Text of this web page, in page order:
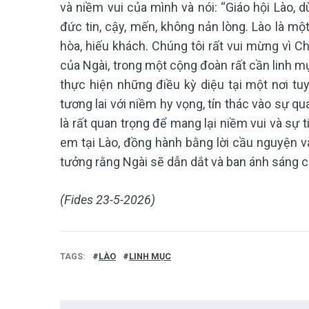
và niềm vui của mình và nói: “Giáo hội Lào,
đức tin, cậy, mến, không nản lòng. Lào là
hòa, hiếu khách. Chúng tôi rất vui mừng vì
của Ngài, trong một cộng đoàn rất cần linh
thực hiện những điều kỳ diệu tại một nơi
tương lai với niềm hy vọng, tín thác vào sự
là rất quan trọng để mang lại niềm vui và
em tại Lào, đồng hành bằng lời cầu nguyện
tưởng rằng Ngài sẽ dẫn dắt và ban ánh sáng
(Fides 23-5-2026)
TAGS LÀO LINH MỤC